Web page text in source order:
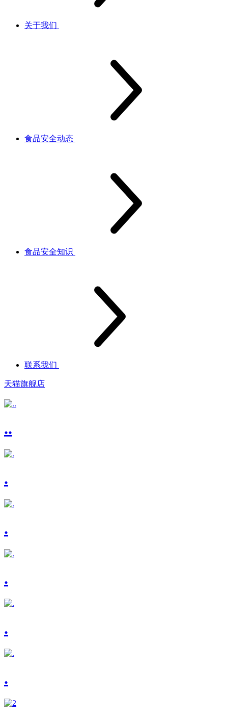
关于我们
食品安全动态
食品安全知识
联系我们
天猫旗舰店
..
.
.
.
.
.